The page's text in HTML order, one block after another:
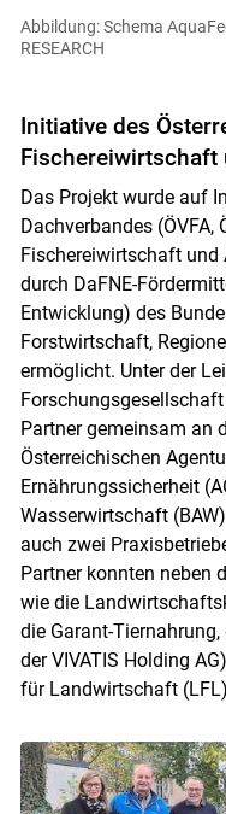
Abbildung: Schema
RESEARCH
Initiative des
Fischereiwirtschaft
Das Projekt wurde auf
Dachverbandes (ÖVFA,
Fischereiwirtschaft und
durch DaFNE-
Entwicklung) des
Forstwirtschaft,
ermöglicht. Unter der
Partner gemeinsam an
Österreichischen
Ernährungssicherheit
Wasserwirtschaft
auch zwei
Partner konnten neben
wie die
die Garant-Tiernahrung,
der VIVATIS Holding
für Landwirtschaft